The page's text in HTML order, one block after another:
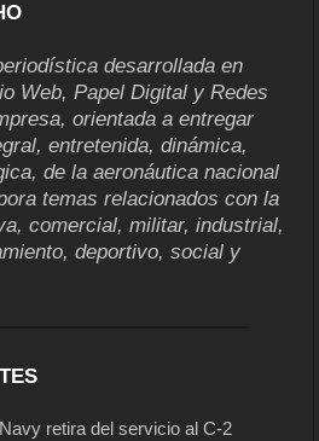
desarrollada en
Web, Papel Digital y Redes
orientada a entregar
entretenida, dinámica,
de la aeronáutica nacional
temas relacionados con la
comercial, militar, industrial,
deportivo, social y
retira del servicio al C-2